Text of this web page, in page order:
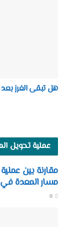
هل تبقى الغرز
عملية تحويل
مقارنة بين
مسار المعدة في